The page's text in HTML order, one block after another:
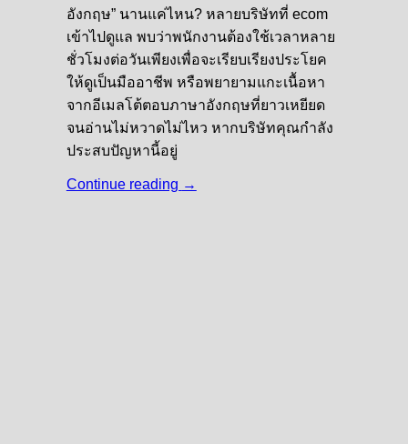
อังกฤษ” นานแค่ไหน? หลายบริษัทที่ ecom
เข้าไปดูแล พบว่าพนักงานต้องใช้เวลาหลาย
ชั่วโมงต่อวันเพียงเพื่อจะเรียบเรียงประโยค
ให้ดูเป็นมืออาชีพ หรือพยายามแกะเนื้อหา
จากอีเมลโต้ตอบภาษาอังกฤษที่ยาวเหยียด
จนอ่านไม่หวาดไม่ไหว หากบริษัทคุณกำลัง
ประสบปัญหานี้อยู่
Continue reading →